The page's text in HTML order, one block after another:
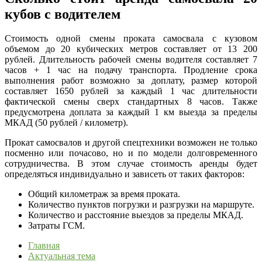
кубов с водителем
Стоимость одной смены проката самосвала с кузовом
объемом до 20 кубических метров составляет от 13 200
рублей. Длительность рабочей смены водителя составляет 7
часов + 1 час на подачу транспорта. Продление срока
выполнения работ возможно за доплату, размер которой
составляет 1650 рублей за каждый 1 час длительности
фактической смены сверх стандартных 8 часов. Также
предусмотрена доплата за каждый 1 км выезда за пределы
МКАД (50 рублей / километр).
Прокат самосвалов и другой спецтехники возможен не только
посменно или почасово, но и по модели долговременного
сотрудничества. В этом случае стоимость аренды будет
определяться индивидуально и зависеть от таких факторов:
Общий километраж за время проката.
Количество пунктов погрузки и разгрузки на маршруте.
Количество и расстояние выездов за пределы МКАД.
Затраты ГСМ.
Главная
Актуальная тема